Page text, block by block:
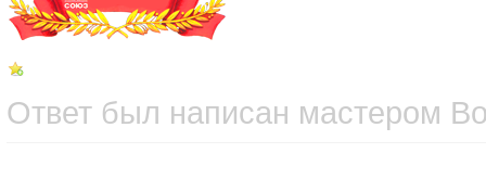
Ответ был написан мастером